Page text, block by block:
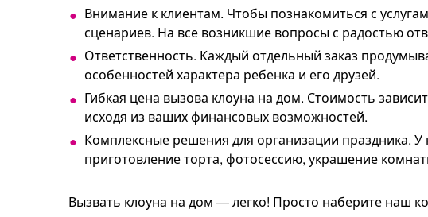
Внимание к клиентам. Чтобы познакомиться с
сценариев. На все возникшие вопросы с радостью
Ответственность. Каждый отдельный заказ
особенностей характера ребенка и его друзей.
Гибкая цена вызова клоуна на дом. Стоимость
исходя из ваших финансовых возможностей.
Комплексные решения для организации праздника.
приготовление торта, фотосессию, украшение
Вызвать клоуна на дом — легко! Просто наберите наш